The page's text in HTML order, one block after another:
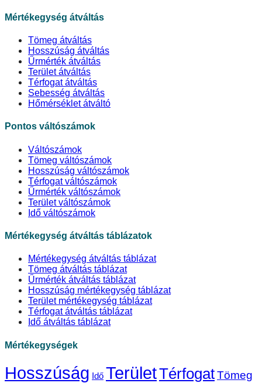
Mértékegység átváltás
Tömeg átváltás
Hosszúság átváltás
Űrmérték átváltás
Terület átváltás
Térfogat átváltás
Sebesség átváltás
Hőmérséklet átváltó
Pontos váltószámok
Váltószámok
Tömeg váltószámok
Hosszúság váltószámok
Térfogat váltószámok
Űrmérték váltószámok
Terület váltószámok
Idő váltószámok
Mértékegység átváltás táblázatok
Mértékegység átváltás táblázat
Tömeg átváltás táblázat
Űrmérték átváltás táblázat
Hosszúság mértékegység táblázat
Terület mértékegység táblázat
Térfogat átváltás táblázat
Idő átváltás táblázat
Mértékegységek
Hosszúság Idő TerületTérfogatTömeg